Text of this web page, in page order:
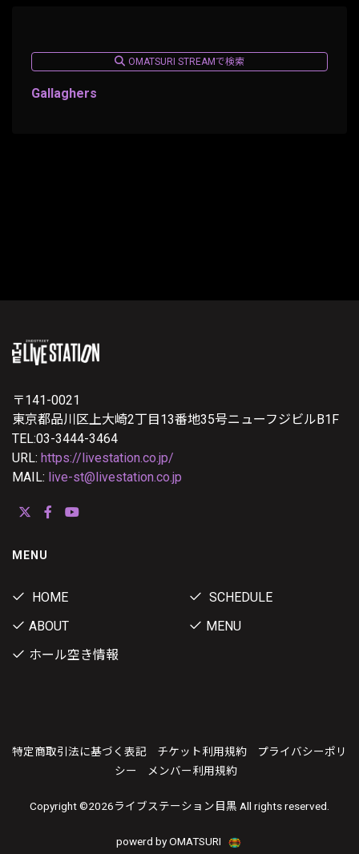
OMATSURI STREAMで検索
Gallaghers
〒141-0021
東京都品川区上大崎2丁目13番地35号ニューフジビルB1F
TEL:03-3444-3464
URL: https://livestation.co.jp/
MAIL: live-st@livestation.co.jp
MENU
HOME
SCHEDULE
ABOUT
MENU
ホール空き情報
特定商取引法に基づく表記 チケット利用規約
プライバシーポリ
シー
メンバー利用規約
Copyright ©2026ライブステーション目黒 All rights reserved.
powerd by OMATSURI